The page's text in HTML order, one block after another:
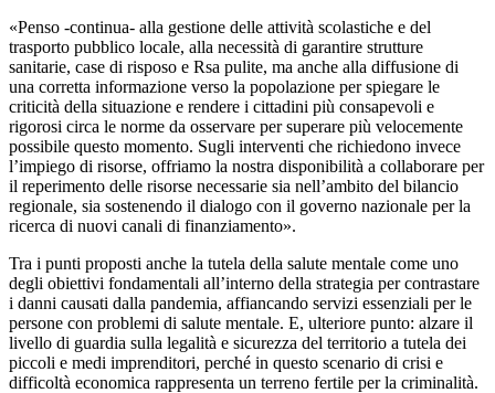
«Penso -continua- alla gestione delle attività scolastiche e del
trasporto pubblico locale, alla necessità di garantire strutture
sanitarie, case di risposo e Rsa pulite, ma anche alla diffusione di
una corretta informazione verso la popolazione per spiegare le
criticità della situazione e rendere i cittadini più consapevoli e
rigorosi circa le norme da osservare per superare più velocemente
possibile questo momento. Sugli interventi che richiedono invece
l’impiego di risorse, offriamo la nostra disponibilità a collaborare per
il reperimento delle risorse necessarie sia nell’ambito del bilancio
regionale, sia sostenendo il dialogo con il governo nazionale per la
ricerca di nuovi canali di finanziamento».
Tra i punti proposti anche la tutela della salute mentale come uno
degli obiettivi fondamentali all’interno della strategia per contrastare
i danni causati dalla pandemia, affiancando servizi essenziali per le
persone con problemi di salute mentale. E, ulteriore punto: alzare il
livello di guardia sulla legalità e sicurezza del territorio a tutela dei
piccoli e medi imprenditori, perché in questo scenario di crisi e
difficoltà economica rappresenta un terreno fertile per la criminalità.